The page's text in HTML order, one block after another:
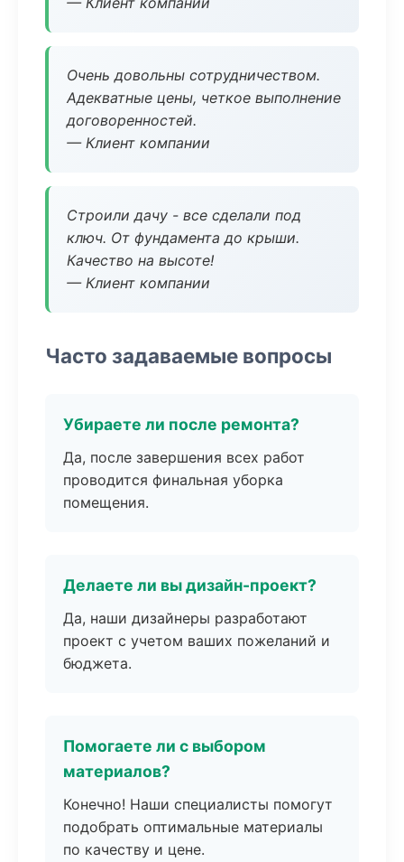
Очень довольны сотрудничеством.
Адекватные цены, четкое выполнение
договоренностей.
— Клиент компании
Строили дачу - все сделали под
ключ. От фундамента до крыши.
Качество на высоте!
— Клиент компании
Часто задаваемые вопросы
Убираете ли после ремонта?
Да, после завершения всех работ
проводится финальная уборка
помещения.
Делаете ли вы дизайн-проект?
Да, наши дизайнеры разработают
проект с учетом ваших пожеланий и
бюджета.
Помогаете ли с выбором
материалов?
Конечно! Наши специалисты помогут
подобрать оптимальные материалы
по качеству и цене.